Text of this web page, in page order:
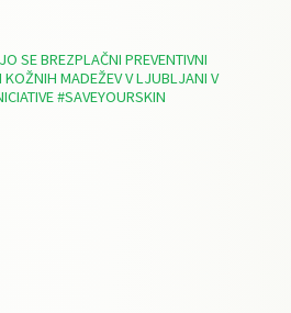
SE BREZPLAČNI PREVENTIVNI
KOŽNIH MADEŽEV V LJUBLJANI V
#SAVEYOURSKIN